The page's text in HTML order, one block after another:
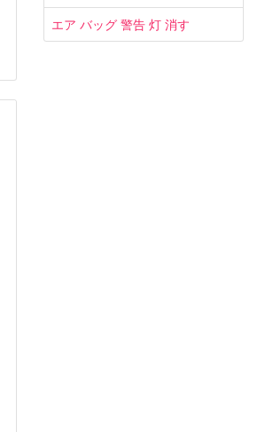
エア バッグ 警告 灯 消す